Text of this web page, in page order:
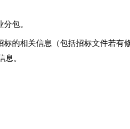
包。
的相关信息（包括招标文件若有
。